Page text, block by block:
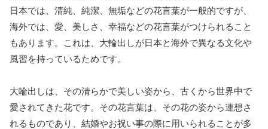
日本では、清純、純潔、無垢などの花言葉が一般的ですが、
海外では、愛、美しさ、幸福などの花言葉がつけられること
もあります。これは、大輪出しが日本と海外で異なる文化や
風習を持っているためです。
大輪出しは、その清らかで美しい姿から、古くから世界中で
愛されてきた花です。その花言葉は、その花の姿から連想さ
れるものであり、結婚やお祝い事の際に用いられることが多